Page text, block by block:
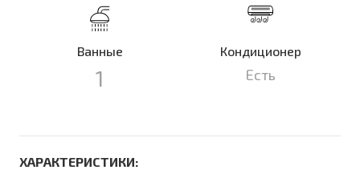
Ванные
1
Кондиционер
Есть
ХАРАКТЕРИСТИКИ: